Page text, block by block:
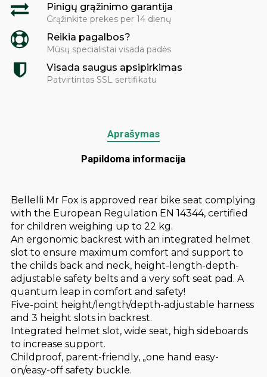
Pinigų grąžinimo garantija
Grąžinkite prekes per 14 dienų
Reikia pagalbos?
Mūsų specialistai visada padės
Visada saugus apsipirkimas
Patvirtintas SSL sertifikatu
Aprašymas
Papildoma informacija
Bellelli Mr Fox is approved rear bike seat complying
with the European Regulation EN 14344, certified
for children weighing up to 22 kg.
An ergonomic backrest with an integrated helmet
slot to ensure maximum comfort and support to
the childs back and neck, height-length-depth-
adjustable safety belts and a very soft seat pad. A
quantum leap in comfort and safety!
Five-point height/length/depth-adjustable harness
and 3 height slots in backrest.
Integrated helmet slot, wide seat, high sideboards
to increase support.
Childproof, parent-friendly, „one hand easy-
on/easy-off safety buckle.